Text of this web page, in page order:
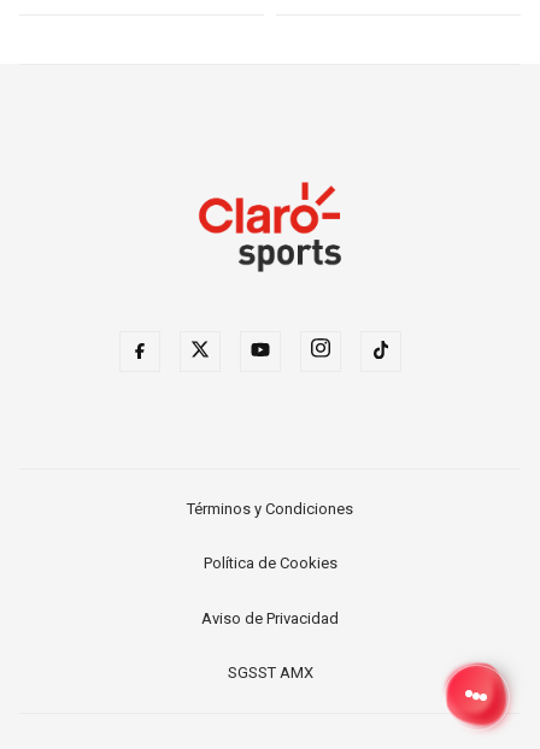
Términos y Condiciones
Política de Cookies
Aviso de Privacidad
SGSST AMX